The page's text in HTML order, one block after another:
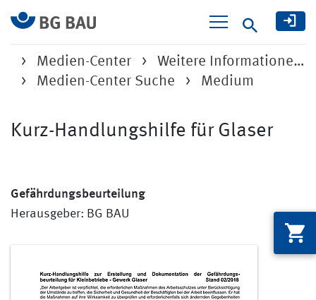
Suche
Medien-Center
Weitere Informatione…
Medien-Center Suche
Medium
Kurz-Handlungshilfe für Glaser
Gefährdungsbeurteilung
Herausgeber: BG BAU